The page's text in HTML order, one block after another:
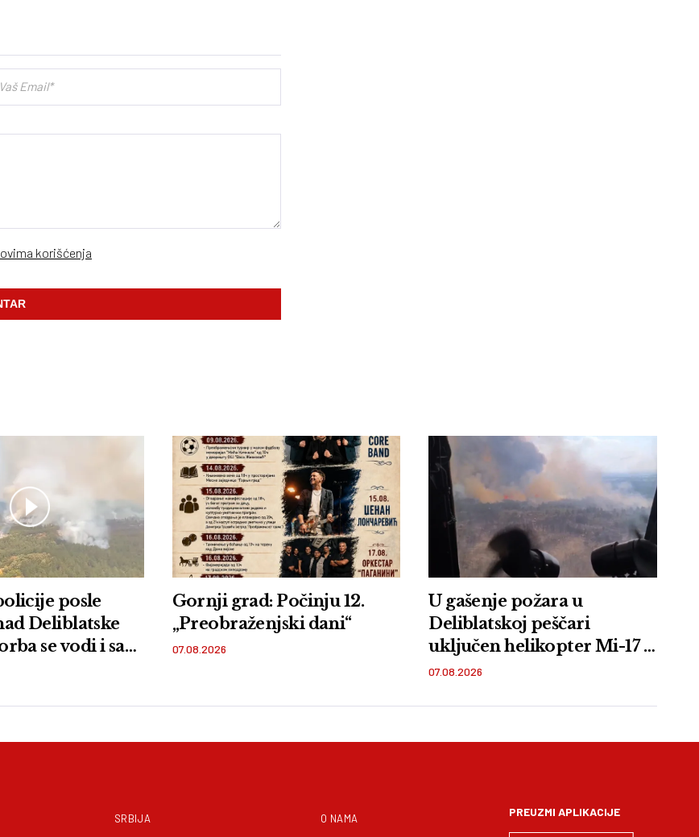
korišćenja
posle
Deliblatske
se vodi i sa
Gornji grad: Počinju 12.
„Preobraženjski dani“
07.08.2026
U gašenje požara u
Deliblatskoj peščari
uključen helikopter Mi-17 i
pripadnici VS
07.08.2026
SRBIJA O NAMA PREUZMI APLIKACIJE